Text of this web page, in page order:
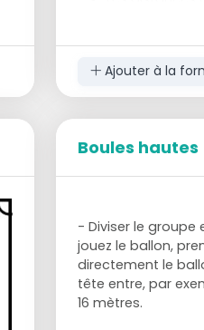
En cas de
Encouragez
des buts.
Ajouter à la
Boules hautes
- Diviser le groupe
jouez le ballon,
directement le
tête entre, par
16 mètres.